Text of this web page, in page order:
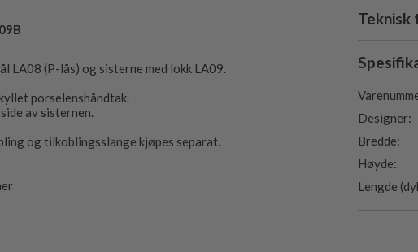
LA08 (P-lås) og sisterne med lokk LA09.
porselenshåndtak.
av sisternen.
og tilkoblingsslange kjøpes separat.
Teknisk
Designer:
Bredde:
Høyde:
Lengde